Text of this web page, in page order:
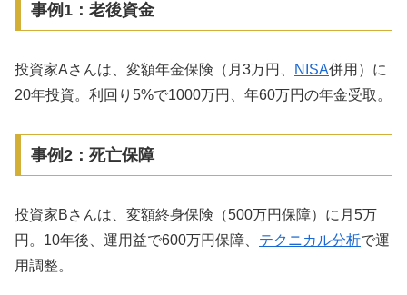
事例1：老後資金
投資家Aさんは、変額年金保険（月3万円、 NISA併用）に
20年投資。利回り5%で1000万円、年60万円の年金受取。
事例2：死亡保障
投資家Bさんは、変額終身保険（500万円保障）に月5万
円。10年後、運用益で600万円保障、 テクニカル分析で運
用調整。